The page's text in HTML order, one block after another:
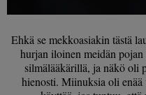
Ehkä se mekkoasiakin tästä
hurjan iloinen meidän
silmälääkärillä, ja näkö oli
hienosti. Miinuksia oli